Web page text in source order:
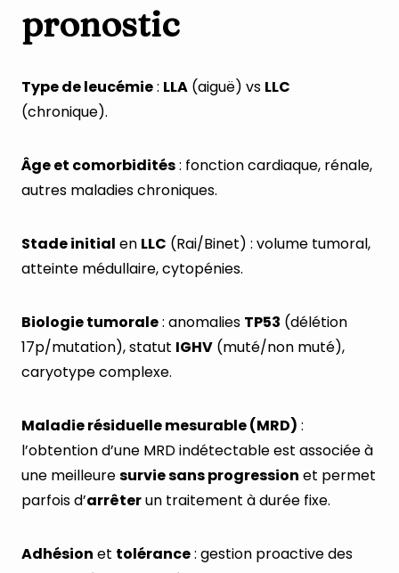
pronostic
Type de leucémie: LLA (aiguë) vs LLC
(chronique).
Âge et comorbidités: fonction cardiaque, rénale,
autres maladies chroniques.
Stade initial en LLC (Rai/Binet) : volume tumoral,
atteinte médullaire, cytopénies.
Biologie tumorale: anomalies TP53 (délétion
17p/mutation), statut IGHV (muté/non muté),
caryotype complexe.
Maladie résiduelle mesurable (MRD) :
l’obtention d’une MRD indétectable est associée à
une meilleuresurvie sans progression et permet
parfois d’arrêterun traitement à durée fixe.
Adhésion et tolérance: gestion proactive des